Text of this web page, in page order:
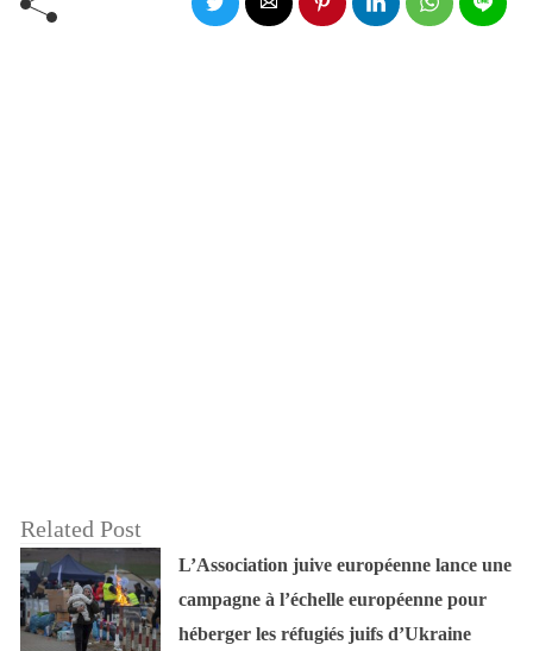
Related Post
L’Association juive européenne lance une
campagne à l’échelle européenne pour
héberger les réfugiés juifs d’Ukraine